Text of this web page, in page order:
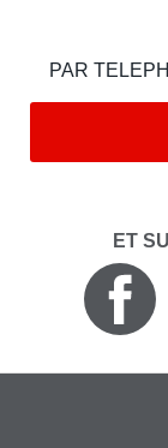
PAR
ET